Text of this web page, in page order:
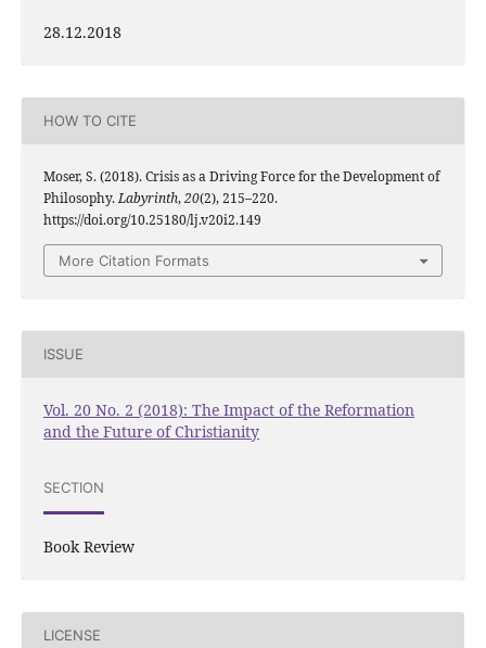
28.12.2018
HOW TO CITE
Moser, S. (2018). Crisis as a Driving Force for the Development of
Philosophy.Labyrinth,20(2), 215–220.
https://doi.org/10.25180/lj.v20i2.149
More Citation Formats
ISSUE
Vol. 20 No. 2 (2018): The Impact of the Reformation
and the Future of Christianity
SECTION
Book Review
LICENSE